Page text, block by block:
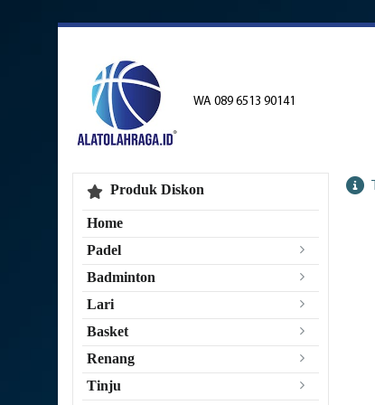
WA 089 6513 90141
Produk Diskon
Home
Padel
Badminton
Lari
Basket
Renang
Tinju